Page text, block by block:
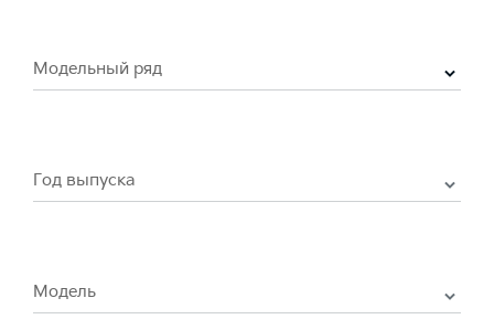
Модельный ряд
Год выпуска
Модель